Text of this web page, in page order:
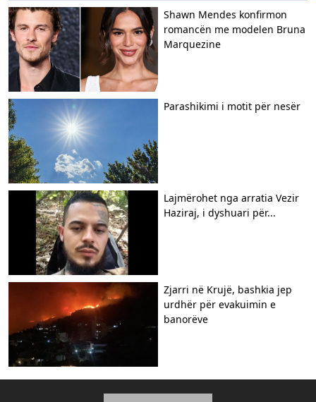
Shawn Mendes konfirmon
romancën me modelen Bruna
Marquezine
Parashikimi i motit për nesër
Lajmërohet nga arratia Vezir
Haziraj, i dyshuari për...
Zjarri në Krujë, bashkia jep
urdhër për evakuimin e
banorëve